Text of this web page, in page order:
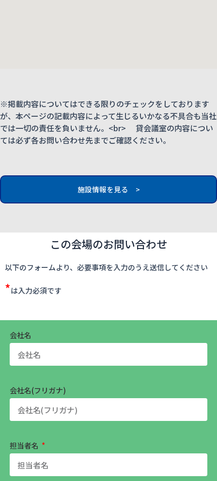
※掲載内容についてはできる限りのチェックをしております
が、本ページの記載内容によって生じるいかなる不具合も当社
では一切の責任を負いません。<br> 貸会議室の内容につい
ては必ず各お問い合わせ先までご確認ください。
施設情報を見る >
この会場のお問い合わせ
以下のフォームより、必要事項を入力のうえ送信してください
*は入力必須です
会社名
会社名(フリガナ)
担当者名